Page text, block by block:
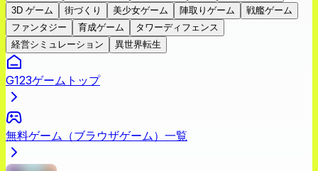
3D ゲーム
街づくり 美少女ゲーム 陣取りゲーム
戦艦ゲーム
ファンタジー
育成ゲーム
タワーディフェンス
経営シミュレーション
異世界転生
G123ゲームトップ
無料ゲーム（ブラウザゲーム）一覧